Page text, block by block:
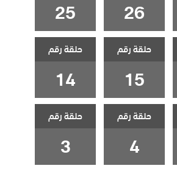
26
25
حلقة رقم
15
حلقة رقم
14
حلقة رقم
4
حلقة رقم
3